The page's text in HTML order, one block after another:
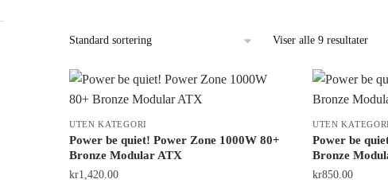
Viser alle 9 resultater
UTEN KATEGORI
Power be quiet! Power Zone 1000W 80+
Bronze Modular ATX
kr1,420.00
UTEN KATEGORI
Power be
Bronze
kr850.00